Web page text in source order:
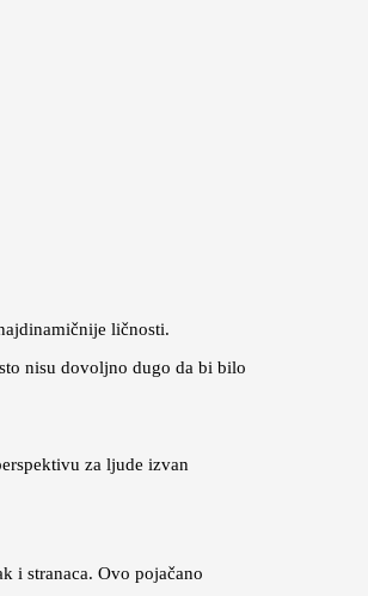
ličnosti.
nisu dovoljno dugo da bi bilo
za ljude izvan
i stranaca. Ovo pojačano